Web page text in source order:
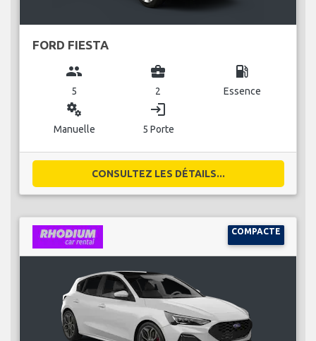
FORD FIESTA
group
5
business_center
2
local_gas_station
Essence
miscellaneous_services
Manuelle
login
5 Porte
CONSULTEZ LES DÉTAILS...
COMPACTE